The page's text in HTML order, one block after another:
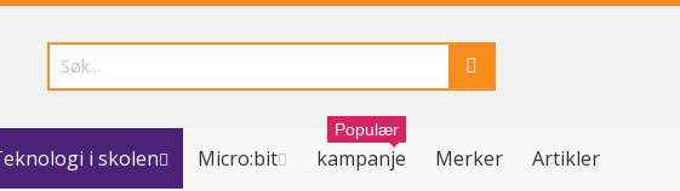
i skolen Micro:bit kampanje
Populær
Merker Artikler